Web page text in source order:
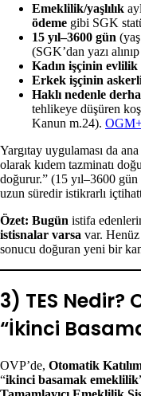
Emeklilik/yaşlılık
ödeme gibi SGK
15 yıl–3600 gün
(SGK’dan yazı
Kadın işçinin evlilik
Erkek işçinin
Haklı nedenle
tehlikeye düşüren
Kanun m.24).
Yargıtay uygulaması da
olarak kıdem tazminatı
doğurur.” (15 yıl–3600 gün
uzun süredir istikrarlı
Özet: Bugün istifa
istisnalar varsa var. Henüz
sonucu doğuran yeni bir
3) TES Nedir?
“İkinci
OVP’de, Otomatik
“ikinci basamak emeklilik